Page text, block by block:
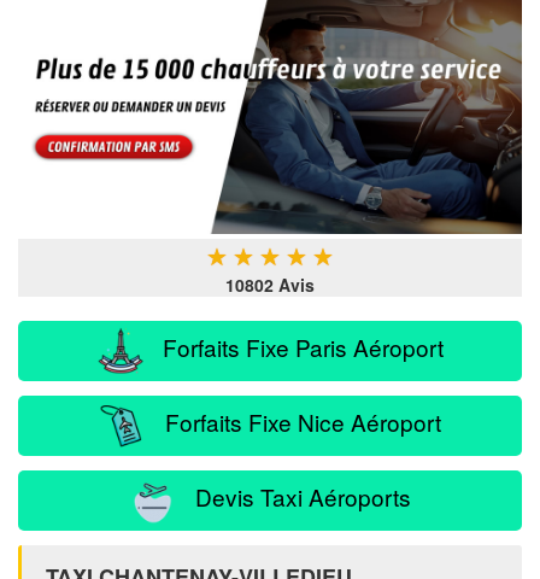
★ ★ ★ ★ ★
10802 Avis
Forfaits Fixe Paris Aéroport
Forfaits Fixe Nice Aéroport
Devis Taxi Aéroports